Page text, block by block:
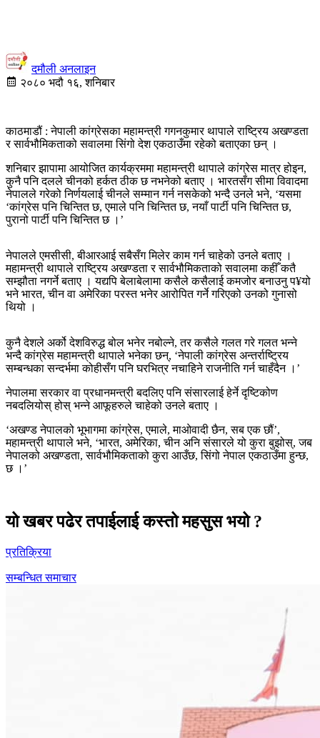
दमौली अनलाइन
२०८० भदौ १६, शनिबार
काठमाडौं : नेपाली कांग्रेसका महामन्त्री गगनकुमार थापाले राष्ट्रिय अखण्डता
र सार्वभौमिकताको सवालमा सिंगो देश एकठाउँमा रहेको बताएका छन् ।
शनिबार झापामा आयोजित कार्यक्रममा महामन्त्री थापाले कांग्रेस मात्र होइन,
कुनै पनि दलले चीनको हर्कत ठीक छ नभनेको बताए । भारतसँग सीमा विवादमा
नेपालले गरेको निर्णयलाई चीनले सम्मान गर्न नसकेको भन्दै उनले भने, ‘यसमा
‘कांग्रेस पनि चिन्तित छ, एमाले पनि चिन्तित छ, नयाँ पार्टी पनि चिन्तित छ,
पुरानो पार्टी पनि चिन्तित छ ।’
नेपालले एमसीसी, बीआरआई सबैसँग मिलेर काम गर्न चाहेको उनले बताए ।
महामन्त्री थापाले राष्ट्रिय अखण्डता र सार्वभौमिकताको सवालमा कहीँ कतै
सम्झौता नगर्ने बताए । यद्यपि बेलाबेलामा कसैले कसैलाई कमजोर बनाउनु प¥यो
भने भारत, चीन वा अमेरिका परस्त भनेर आरोपित गर्ने गरिएको उनको गुनासो
थियो ।
कुनै देशले अर्को देशविरुद्ध बोल भनेर नबोल्ने, तर कसैले गलत गरे गलत भन्ने
भन्दै कांग्रेस महामन्त्री थापाले भनेका छन्, ‘नेपाली कांग्रेस अन्तर्राष्ट्रिय
सम्बन्धका सन्दर्भमा कोहीसँग पनि घरभित्र नचाहिने राजनीति गर्न चाहँदैन ।’
नेपालमा सरकार वा प्रधानमन्त्री बदलिए पनि संसारलाई हेर्ने दृष्टिकोण
नबदलियोस् होस् भन्ने आफूहरुले चाहेको उनले बताए ।
‘अखण्ड नेपालको भूभागमा कांग्रेस, एमाले, माओवादी छैन, सब एक छौं’,
महामन्त्री थापाले भने, ‘भारत, अमेरिका, चीन अनि संसारले यो कुरा बुझोस्, जब
नेपालको अखण्डता, सार्वभौमिकताको कुरा आउँछ, सिंगो नेपाल एकठाउँमा हुन्छ,
छ ।’
यो खबर पढेर तपाईलाई कस्तो महसुस भयो ?
प्रतिक्रिया
सम्बन्धित समाचार